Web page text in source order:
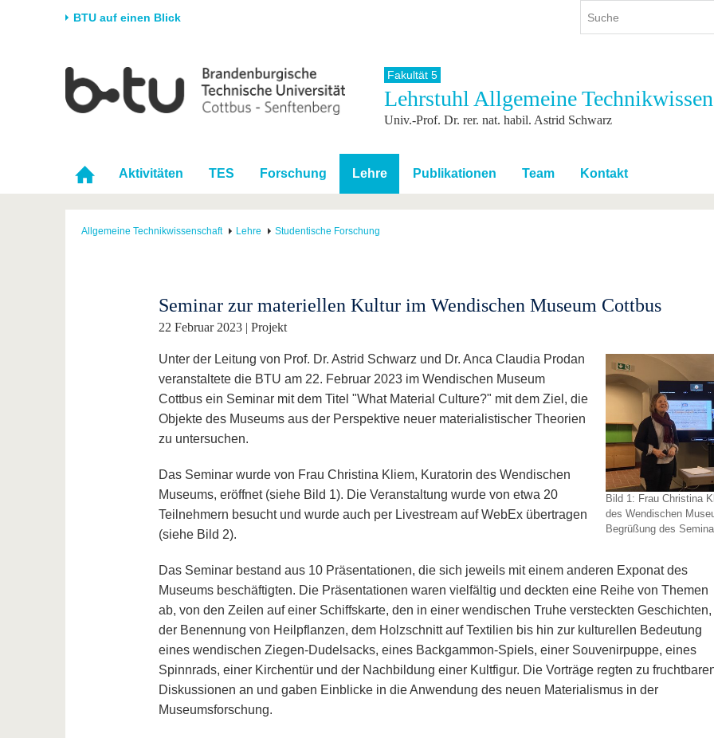
BTU auf einen Blick
Universität
Karriere & Engagement
Partnerschaften &
Strukturwandel
Forschung
Förderung
Wissenschaftlicher
Nachwuchs
Studium
Studienangebot
Im Studium
Nach dem Studium
International
Internationales Profil
Mit der BTU ins Ausland
Für internationale
Studierende
Weiterbildung
Weiterbildungsangebote
Fakultät 5
Lehrstuhl Allgemeine
Univ.-Prof. Dr. rer. nat. habil. Astrid Schwarz
Aktivitäten TES Forschung Lehre Publikationen Team Kontakt
Allgemeine Technikwissenschaft Lehre Studentische Forschung
Seminar zur materiellen Kultur im Wendischen Museum Cottbus
22 Februar 2023 | Projekt
Bild 1: Frau Christina
des Wendischen
Begrüßung des
Unter der Leitung von Prof. Dr. Astrid Schwarz und Dr. Anca Claudia Prodan
veranstaltete die BTU am 22. Februar 2023 im Wendischen Museum
Cottbus ein Seminar mit dem Titel "What Material Culture?" mit dem Ziel, die
Objekte des Museums aus der Perspektive neuer materialistischer Theorien
zu untersuchen.
Das Seminar wurde von Frau Christina Kliem, Kuratorin des Wendischen
Museums, eröffnet (siehe Bild 1). Die Veranstaltung wurde von etwa 20
Teilnehmern besucht und wurde auch per Livestream auf WebEx übertragen
(siehe Bild 2).
Das Seminar bestand aus 10 Präsentationen, die sich jeweils mit einem anderen Exponat des
Museums beschäftigten. Die Präsentationen waren vielfältig und deckten eine Reihe von Themen
ab, von den Zeilen auf einer Schiffskarte, den in einer wendischen Truhe versteckten Geschichten,
der Benennung von Heilpflanzen, dem Holzschnitt auf Textilien bis hin zur kulturellen Bedeutung
eines wendischen Ziegen-Dudelsacks, eines Backgammon-Spiels, einer Souvenirpuppe, eines
Spinnrads, einer Kirchentür und der Nachbildung einer Kultfigur. Die Vorträge regten zu
Diskussionen an und gaben Einblicke in die Anwendung des neuen Materialismus in der
Museumsforschung.